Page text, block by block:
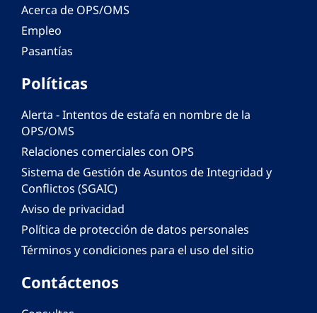
Acerca de OPS/OMS
Empleo
Pasantías
Políticas
Alerta - Intentos de estafa en nombre de la
OPS/OMS
Relaciones comerciales con OPS
Sistema de Gestión de Asuntos de Integridad y
Conflictos (SGAIC)
Aviso de privacidad
Política de protección de datos personales
Términos y condiciones para el uso del sitio
Contáctenos